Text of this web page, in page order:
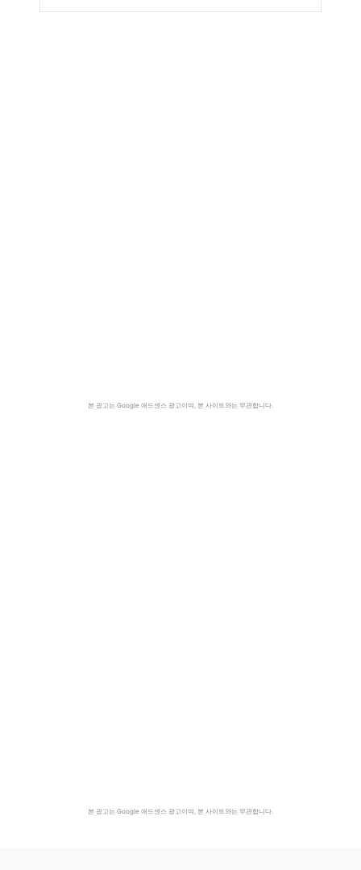
본 광고는 Google 애드센스 광고이며, 본 사이트와는 무관합니다.
본 광고는 Google 애드센스 광고이며, 본 사이트와는 무관합니다.